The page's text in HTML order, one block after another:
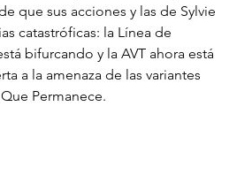
que sus acciones y las de Sylvie
catastróficas: la Línea de
bifurcando y la AVT ahora está
a la amenaza de las variantes
Permanece.